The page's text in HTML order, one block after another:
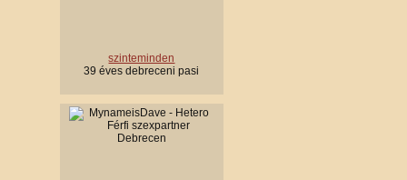
szinteminden
39 éves debreceni pasi